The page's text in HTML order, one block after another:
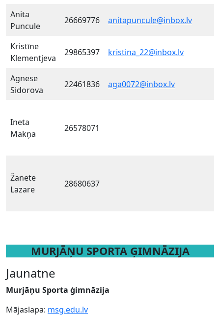
Anita
Puncule
26669776 anitapuncule@inbox.lv
Kristīne
Klementjeva
29865397 kristina_22@inbox.lv
Agnese
Sidorova
22461836 aga0072@inbox.lv
Ineta
Makņa
26578071
Žanete
Lazare
28680637
MURJĀŅU SPORTA ĢIMNĀZIJA
Jaunatne
Murjāņu Sporta ģimnāzija
Mājaslapa: msg.edu.lv